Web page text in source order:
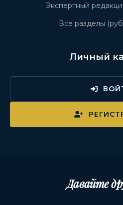
Экспертный
Все разделы
Личный
Давайте